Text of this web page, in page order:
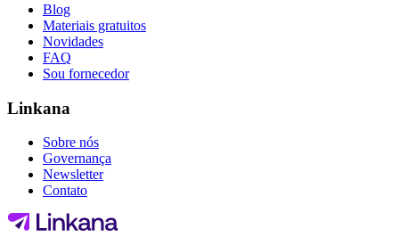
Blog
Materiais gratuitos
Novidades
FAQ
Sou fornecedor
Linkana
Sobre nós
Governança
Newsletter
Contato